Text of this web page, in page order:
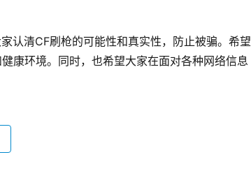
认清CF刷枪的可能性和真实性，防止被骗。希望
康环境。同时，也希望大家在面对各种网络信息